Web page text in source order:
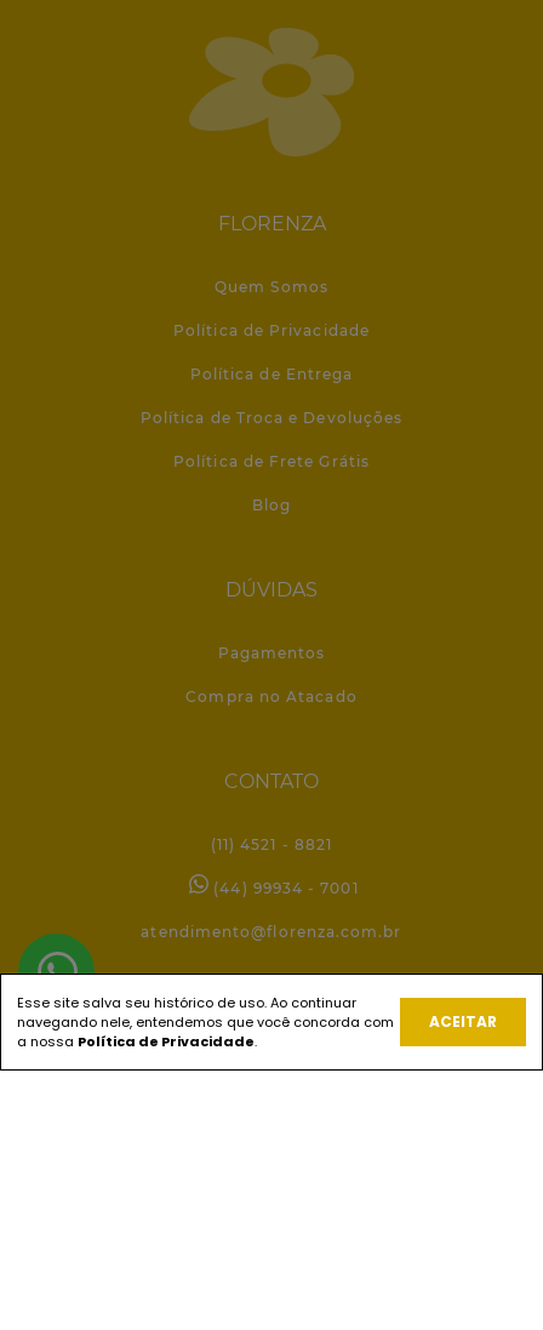
FLORENZA
Quem Somos
Política de Privacidade
Política de Entrega
Política de Troca e Devoluções
Política de Frete Grátis
Blog
DÚVIDAS
Pagamentos
Compra no Atacado
CONTATO
(11) 4521 - 8821
(44) 99934 - 7001
atendimento@florenza.com.br
REDES SOCIAIS
Esse site salva seu histórico de uso. Ao continuar
navegando nele, entendemos que você concorda com
a nossa Política de Privacidade.
ACEITAR